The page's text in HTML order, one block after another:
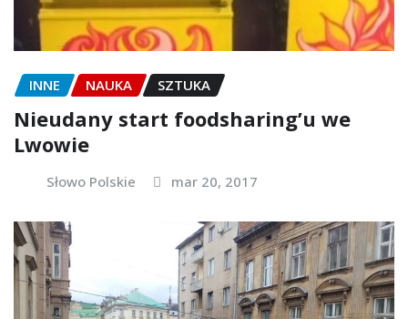
INNE NAUKA SZTUKA
Nieudany start foodsharing’u we
Lwowie
Słowo Polskie mar 20, 2017